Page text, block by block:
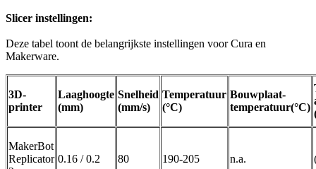
Slicer instellingen:
Deze tabel toont de belangrijkste instellingen voor Cura en
Makerware.
3D-
printer
Laaghoogte
(mm)
Snelheid
(mm/s)
Temperatuur
(°C)
Bouwplaat-
temperatuur(°C)
MakerBot
Replicator 0.16 / 0.2 80 190-205 n.a.